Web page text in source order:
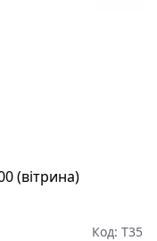
(вітрина)
Код: T35